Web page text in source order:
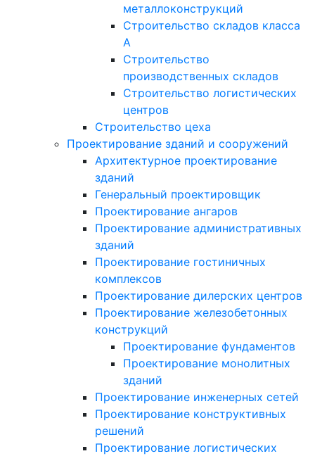
металлоконструкций
Строительство складов класса
А
Строительство
производственных складов
Строительство логистических
центров
Строительство цеха
Проектирование зданий и сооружений
Архитектурное проектирование
зданий
Генеральный проектировщик
Проектирование ангаров
Проектирование административных
зданий
Проектирование гостиничных
комплексов
Проектирование дилерских центров
Проектирование железобетонных
конструкций
Проектирование фундаментов
Проектирование монолитных
зданий
Проектирование инженерных сетей
Проектирование конструктивных
решений
Проектирование логистических